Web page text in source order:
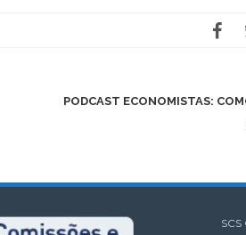
PODCAST ECONOMISTAS: